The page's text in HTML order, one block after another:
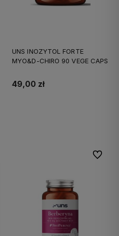
UNS INOZYTOL FORTE
MYO&D-CHIRO 90 VEGE CAPS
49,00 zł
Do